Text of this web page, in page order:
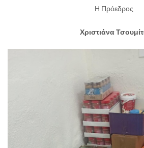
Η Πρόεδρος
Χριστιάνα